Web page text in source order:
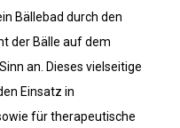
Bällebad durch den
der Bälle auf dem
an. Dieses vielseitige
Einsatz in
für therapeutische